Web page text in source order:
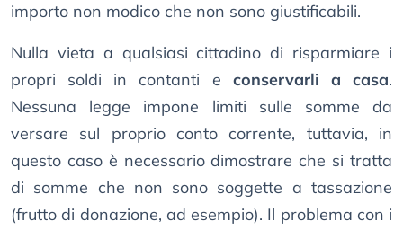
importo non modico che non sono giustificabili.
Nulla vieta a qualsiasi cittadino di risparmiare i
propri soldi in contanti e conservarli a casa.
Nessuna legge impone limiti sulle somme da
versare sul proprio conto corrente, tuttavia, in
questo caso è necessario dimostrare che si tratta
di somme che non sono soggette a tassazione
(frutto di donazione, ad esempio). Il problema con i